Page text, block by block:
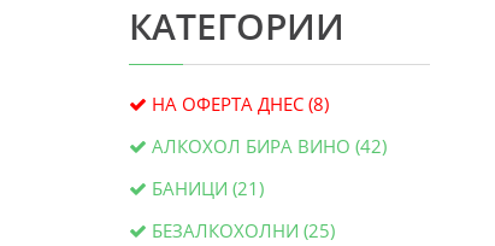
КАТЕГОРИИ
НА ОФЕРТА ДНЕС (8)
АЛКОХОЛ БИРА ВИНО (42)
БАНИЦИ (21)
БЕЗАЛКОХОЛНИ (25)